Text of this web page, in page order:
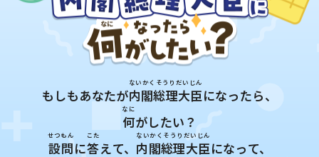
もしもあなたが内閣総理大臣
ないかくそうりだいじん
になったら、
何
なに
がしたい？
設問
せつもん
に答
こた
えて、 内閣総理大臣
ないかくそうりだいじん
になって、